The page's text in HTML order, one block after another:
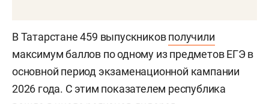
В Татарстане 459 выпускниковполучили
максимум баллов по одному из предметов ЕГЭ в
основной период экзаменационной кампании
2026 года. С этим показателем республика